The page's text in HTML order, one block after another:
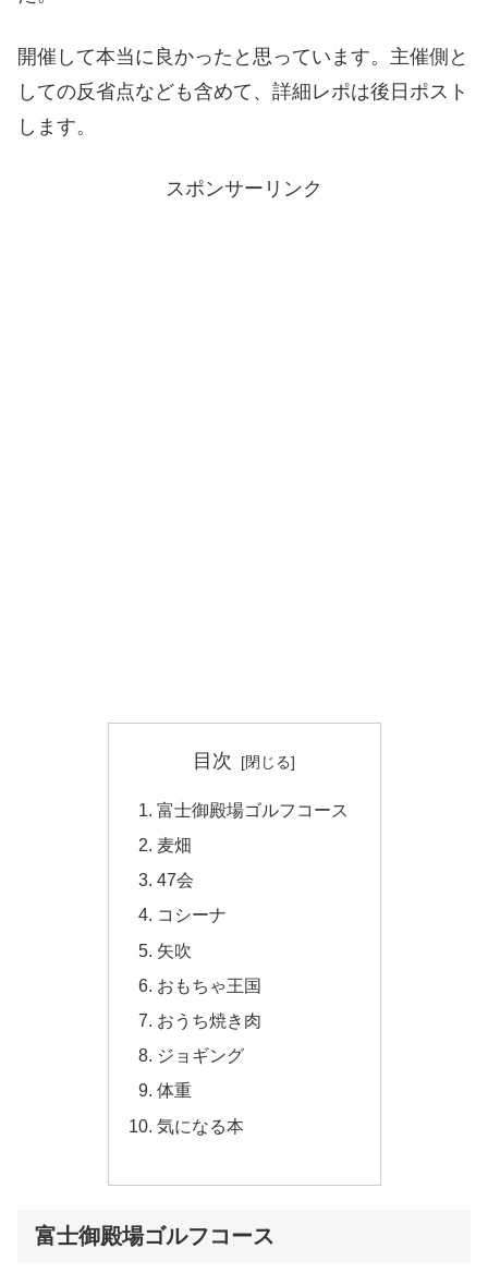
開催して本当に良かったと思っています。主催側と
しての反省点なども含めて、詳細レポは後日ポスト
します。
スポンサーリンク
目次
富士御殿場ゴルフコース
麦畑
47会
コシーナ
矢吹
おもちゃ王国
おうち焼き肉
ジョギング
体重
気になる本
富士御殿場ゴルフコース